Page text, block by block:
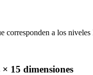
corresponden a los
15 dimensiones